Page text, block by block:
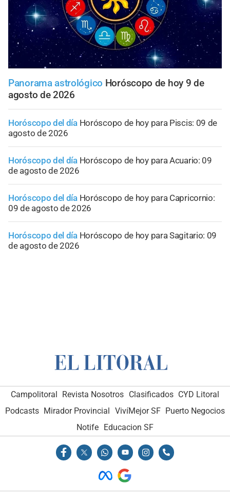
Panorama astrológico Horóscopo de hoy 9 de
agosto de 2026
Horóscopo del día Horóscopo de hoy para Piscis: 09 de
agosto de 2026
Horóscopo del día Horóscopo de hoy para Acuario: 09
de agosto de 2026
Horóscopo del día Horóscopo de hoy para Capricornio:
09 de agosto de 2026
Horóscopo del día Horóscopo de hoy para Sagitario: 09
de agosto de 2026
Campolitoral Revista Nosotros Clasificados CYD Litoral
Podcasts Mirador Provincial VivíMejor SF Puerto Negocios
Notife
Educacion SF